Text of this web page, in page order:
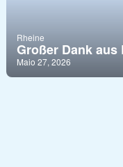
Rheine
Großer Dank aus
Maio 27, 2026